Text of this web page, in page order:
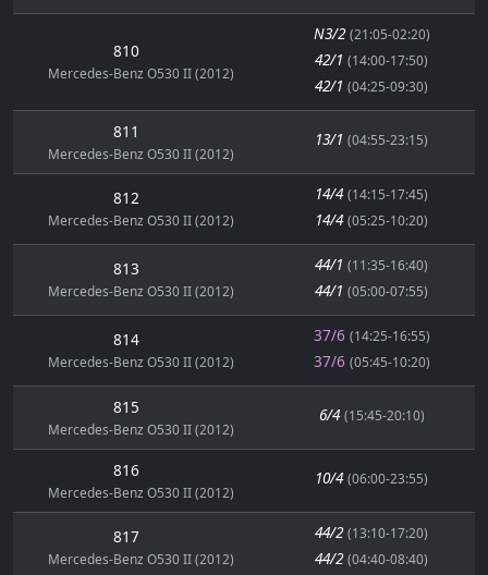
810
Mercedes-Benz O530 II (2012)
N3/2 (21:05-02:20)
42/1 (14:00-17:50)
42/1 (04:25-09:30)
811
Mercedes-Benz O530 II (2012)
13/1 (04:55-23:15)
812
Mercedes-Benz O530 II (2012)
14/4 (14:15-17:45)
14/4 (05:25-10:20)
813
Mercedes-Benz O530 II (2012)
44/1 (11:35-16:40)
44/1 (05:00-07:55)
814
Mercedes-Benz O530 II (2012)
37/6 (14:25-16:55)
37/6 (05:45-10:20)
815
Mercedes-Benz O530 II (2012)
6/4 (15:45-20:10)
816
Mercedes-Benz O530 II (2012)
10/4 (06:00-23:55)
817
Mercedes-Benz O530 II (2012)
44/2 (13:10-17:20)
44/2 (04:40-08:40)